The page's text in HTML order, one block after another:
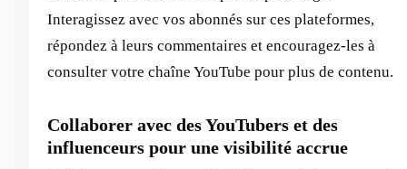
Interagissez avec vos abonnés sur ces plateformes,
répondez à leurs commentaires et encouragez-les à
consulter votre chaîne YouTube pour plus de contenu.
Collaborer avec des YouTubers et des
influenceurs pour une visibilité accrue